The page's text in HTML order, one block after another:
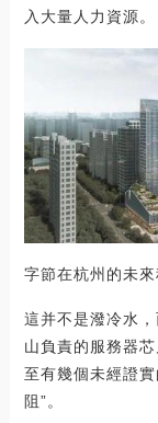
入大量人力資源。
字節在杭州的未
這并不是潑冷水
山負責的服務器
至有幾個未經證
阻”。